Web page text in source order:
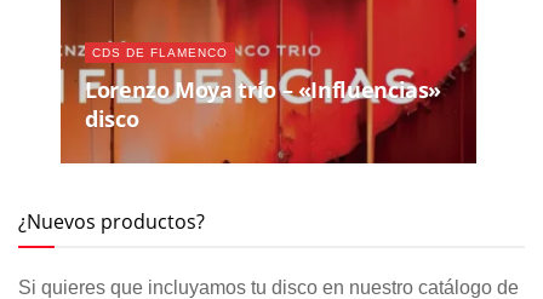
CDS DE FLAMENCO
Lorenzo Moya trío – «Influencias»
disco
¿Nuevos productos?
Si quieres que incluyamos tu disco en nuestro catálogo de